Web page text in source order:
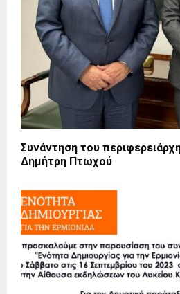
Συνάντηση του
Δημήτρη Πτωχού